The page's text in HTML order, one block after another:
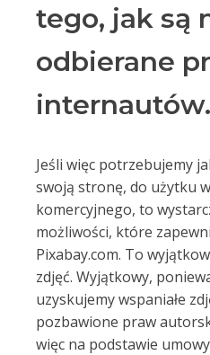
tego, jak są
odbierane
internautów.
Jeśli więc potrzebujemy
swoją stronę, do użytku
komercyjnego, to
możliwości, które
Pixabay.com. To
zdjęć. Wyjątkowy,
uzyskujemy wspaniałe
pozbawione praw
więc na podstawie